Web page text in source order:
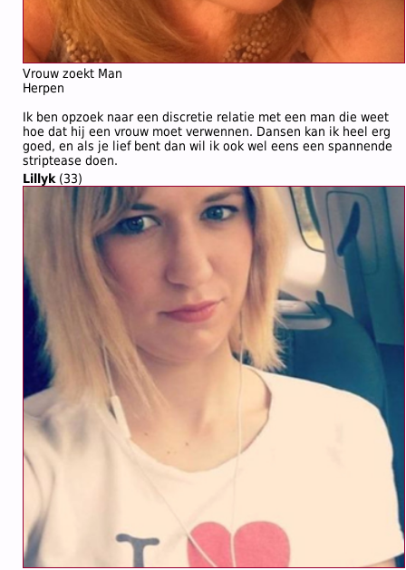
Vrouw zoekt Man
Herpen
Ik ben opzoek naar een discretie relatie met een man die weet
hoe dat hij een vrouw moet verwennen. Dansen kan ik heel erg
goed, en als je lief bent dan wil ik ook wel eens een spannende
striptease doen.
Lillyk (33)